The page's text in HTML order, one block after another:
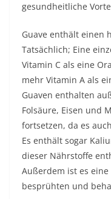
gesundheitliche
Guave enthält einen
Tatsächlich; Eine
Vitamin C als eine
mehr Vitamin A als
Guaven enthalten
Folsäure, Eisen und
fortsetzen, da es
Es enthält sogar
dieser Nährstoffe
Außerdem ist es
besprühten und